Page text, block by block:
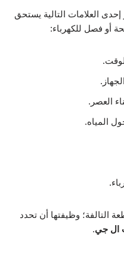
إحدى العلامات التالية يستحق
أو فصل للكهرباء:
العصر.
المياه.
التالفة؛ وظيفتها أن تحدد
ال جي.